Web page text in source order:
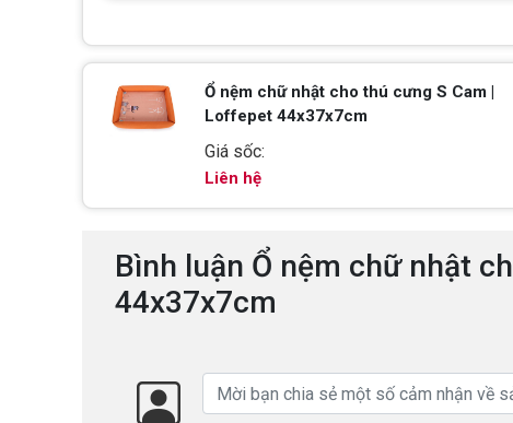
Ổ nệm chữ nhật cho thú cưng S Cam |
Loffepet 44x37x7cm
Giá sốc:
Liên hệ
Bình luận Ổ nệm chữ nhật
44x37x7cm